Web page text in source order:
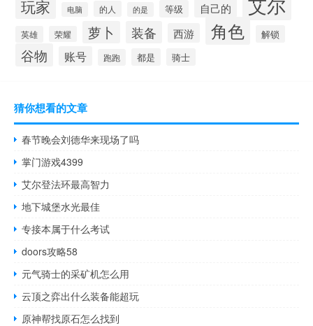
玩家 电脑 的人 的是 等级 自己的
英雄 荣耀 萝卜 装备 西游 角色 解锁
谷物 账号 跑跑 都是 骑士
猜你想看的文章
春节晚会刘德华来现场了吗
掌门游戏4399
艾尔登法环最高智力
地下城堡水光最佳
专接本属于什么考试
doors攻略58
元气骑士的采矿机怎么用
云顶之弈出什么装备能超玩
原神帮找原石怎么找到